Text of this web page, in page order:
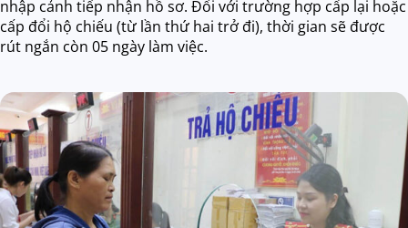
nhập cảnh tiếp nhận hồ sơ. Đối với trường hợp cấp lại hoặc
cấp đổi hộ chiếu (từ lần thứ hai trở đi), thời gian sẽ được
rút ngắn còn 05 ngày làm việc.